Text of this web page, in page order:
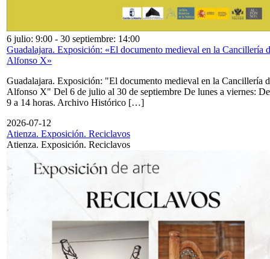
6 julio: 9:00 - 30 septiembre: 14:00
Guadalajara. Exposición: «El documento medieval en la Cancillería
Alfonso X»
Guadalajara. Exposición: "El documento medieval en la Cancillería
Alfonso X" Del 6 de julio al 30 de septiembre De lunes a viernes: De
9 a 14 horas. Archivo Histórico […]
2026-07-12
Atienza. Exposición. Reciclavos
Atienza. Exposición. Reciclavos